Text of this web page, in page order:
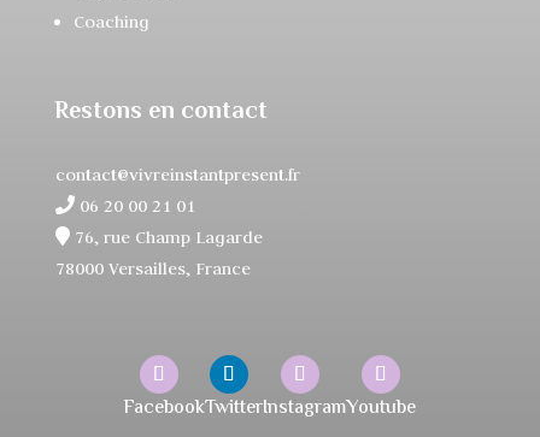
Coaching
Restons en contact
contact@vivreinstantpresent.fr
06 20 00 21 01
76, rue Champ Lagarde
78000 Versailles, France